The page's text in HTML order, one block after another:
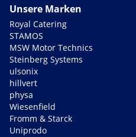
Unsere Marken
Royal Catering
STAMOS
MSW Motor Technics
Steinberg Systems
ulsonix
hillvert
physa
Wiesenfield
Fromm & Starck
Uniprodo